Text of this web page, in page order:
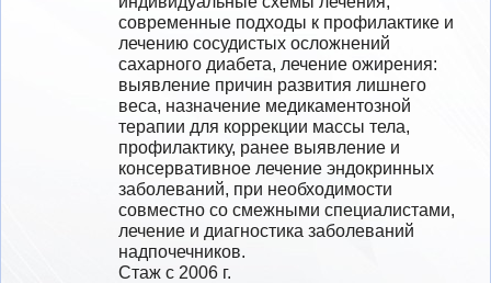
современные подходы к профилактике и
лечению сосудистых осложнений
сахарного диабета, лечение ожирения:
выявление причин развития лишнего
веса, назначение медикаментозной
терапии для коррекции массы тела,
профилактику, ранее выявление и
консервативное лечение эндокринных
заболеваний, при необходимости
совместно со смежными специалистами,
лечение и диагностика заболеваний
надпочечников.
Стаж с 2006 г.